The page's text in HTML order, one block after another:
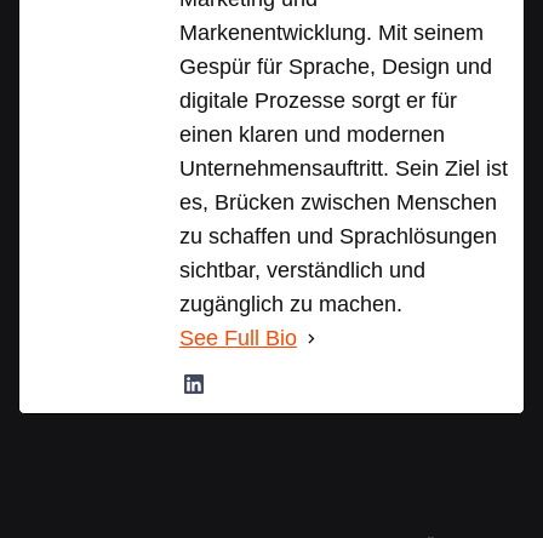
Markenentwicklung. Mit seinem
Gespür für Sprache, Design und
digitale Prozesse sorgt er für
einen klaren und modernen
Unternehmensauftritt. Sein Ziel ist
es, Brücken zwischen Menschen
zu schaffen und Sprachlösungen
sichtbar, verständlich und
zugänglich zu machen.
See Full Bio